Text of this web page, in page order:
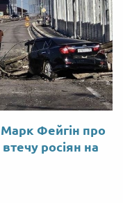
Марк Фейгін про
росіян на